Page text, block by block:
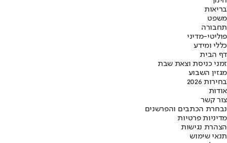
בריאות
משפט
תחבורה
פוליטי-מדיני
כללי ומידע
דף הבית
זמני כניסת וצאת שבת
מגזין השבוע
בחירות 2026
אודות
צור קשר
נבחרת הכתבים והפרשנים
מדיניות פרטיות
הצהרת נגישות
תנאי שימוש